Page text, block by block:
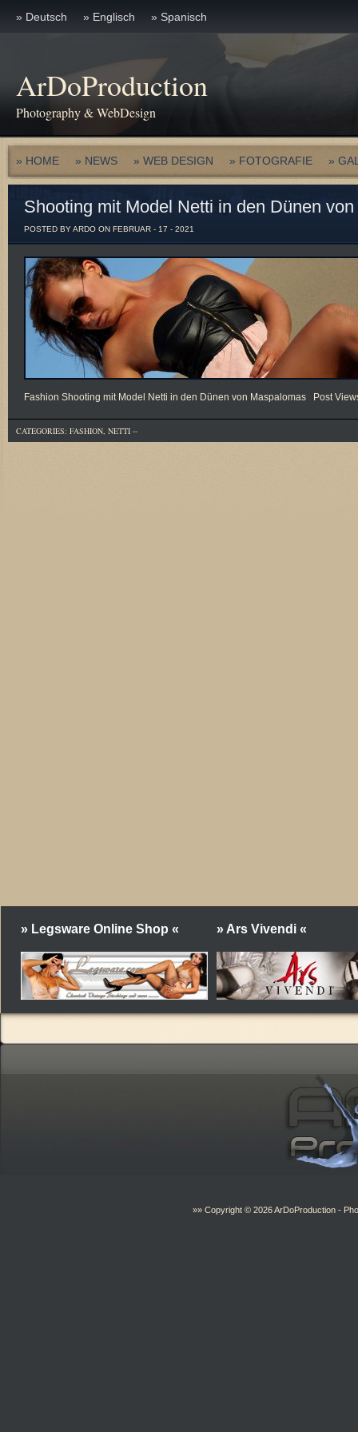
» Deutsch » Englisch » Spanisch
ArDoProduction
Photography & WebDesign
» HOME » NEWS » WEB DESIGN » FOTOGRAFIE »
Shooting mit Model Netti in den Dünen
POSTED BY ARDO ON FEBRUAR - 17 - 2021
Fashion Shooting mit Model Netti in den Dünen von Maspalomas Post
CATEGORIES: FASHION, NETTI --
» Legsware Online Shop « » Ars Vivendi «
»» Copyright © 2026ArDoProduction -